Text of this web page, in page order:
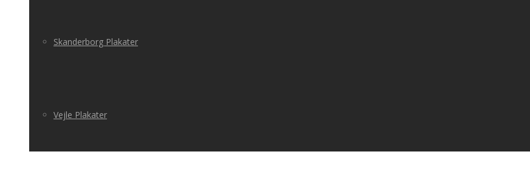
Skanderborg Plakater
Vejle Plakater